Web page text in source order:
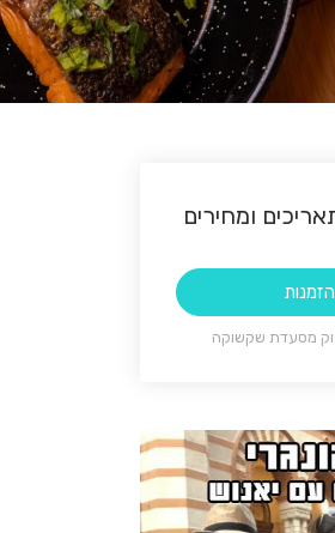
ומחירים
מסעדת שקשוקה